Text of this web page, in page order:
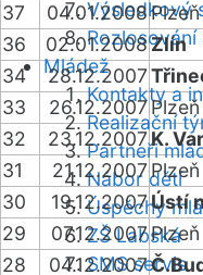
Výsledkový
Rozlosování
Mládež
Kontakty a
Realizační
Partneři
Nábor dětí
Úspěchy
ZŠ Labská
SMS servis
37
04.01.2008Plzeň
36
02.01.2008Zlín
34
28.12.2007
33
26.12.2007Plzeň
32
23.12.2007K.
31
21.12.2007 Plzeň
30
19.12.2007Ústí
29
07.12.2007Plzeň
28
04.12.2007